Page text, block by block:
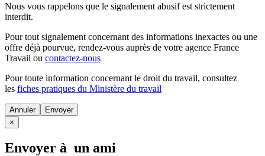
Nous vous rappelons que le signalement abusif est strictement
interdit.
Pour tout signalement concernant des informations inexactes ou une
offre déjà pourvue, rendez-vous auprès de votre agence France
Travail ou contactez-nous
Pour toute information concernant le droit du travail, consultez
les fiches pratiques du Ministère du travail
Annuler
×
Envoyer à un ami